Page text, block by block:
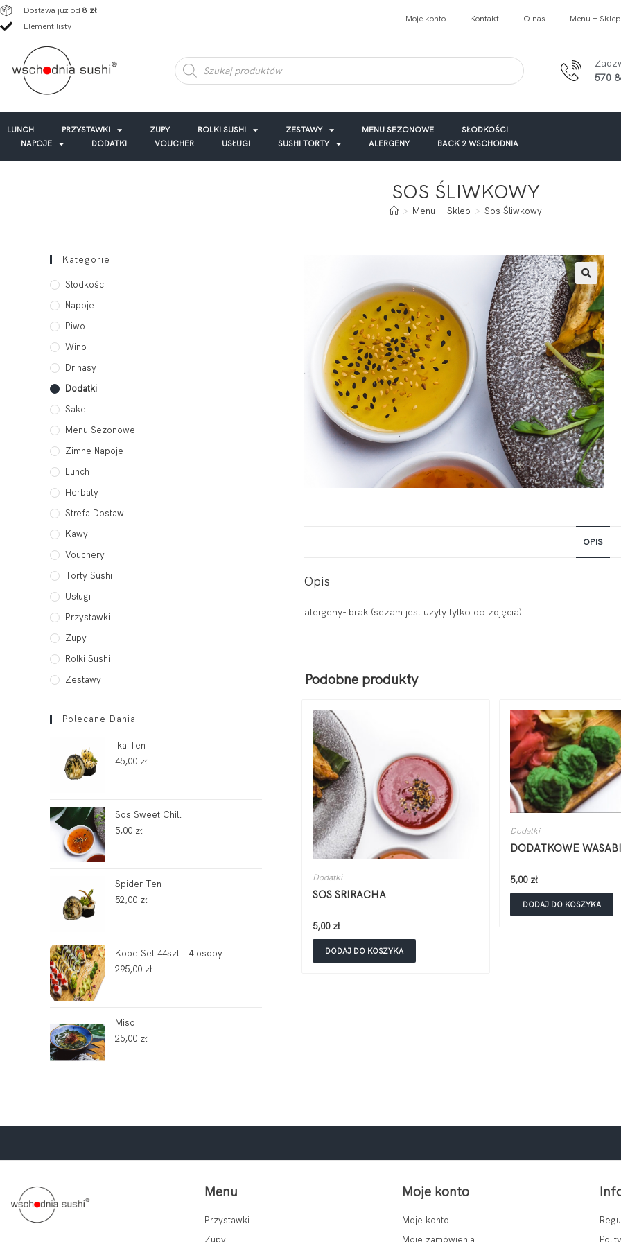
Dostawa już od 8 zł
Element listy
Moje konto Kontakt O nas Menu + Sklep
570
LUNCH PRZYSTAWKI ZUPY ROLKI SUSHI ZESTAWY MENU SEZONOWE
SŁODKOŚCI
NAPOJE
DODATKI VOUCHER USŁUGI SUSHI TORTY ALERGENY BACK 2 WSCHODNIA
SOS ŚLIWKOWY
> Menu + Sklep > Sos Śliwkowy
OPIS
Opis
alergeny- brak (sezam jest użyty tylko do zdjęcia)
Podobne produkty
Dodatki
SOS SRIRACHA
5,00 zł
DODAJ DO KOSZYKA
Dodatki
DODATKOWE WASABI
5,00 zł
DODAJ DO KOSZYKA
Kategorie
Słodkości
Napoje
Piwo
Wino
Drinasy
Dodatki
Sake
Menu Sezonowe
Zimne Napoje
Lunch
Herbaty
Strefa Dostaw
Kawy
Vouchery
Torty Sushi
Usługi
Przystawki
Zupy
Rolki Sushi
Zestawy
Polecane Dania
Ika Ten
45,00 zł
Sos Sweet Chilli
5,00 zł
Spider Ten
52,00 zł
Kobe Set 44szt | 4 osoby
295,00 zł
Miso
25,00 zł
Menu
Przystawki
Zupy
Moje konto
Moje konto
Moje zamówienia